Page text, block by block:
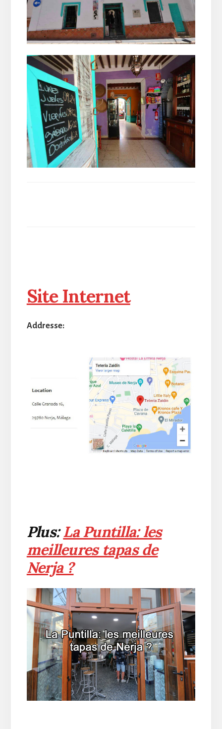
Site Internet
Addresse:
Plus:La Puntilla: les
meilleures tapas de
Nerja ?